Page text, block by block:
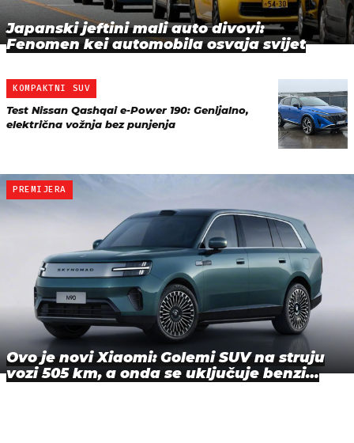
Japanski jeftini mali auto divovi:
Fenomen kei automobila osvaja svijet
KOMPAKTNI SUV
Test Nissan Qashqai e-Power 190: Genijalno,
električna vožnja bez punjenja
PREMIJERA
Ovo je novi Xiaomi: Golemi SUV na struju
vozi 505 km, a onda se uključuje benzi…